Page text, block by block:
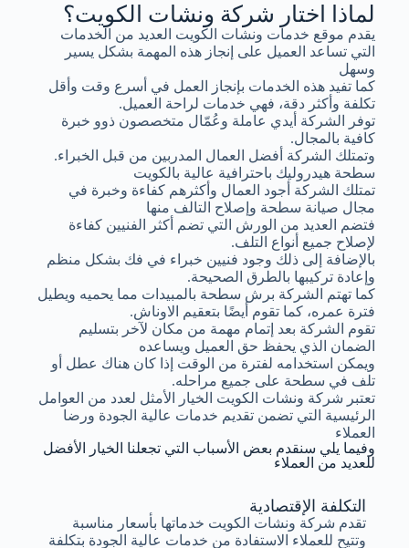
لماذا اختار شركة ونشات الكويت؟
يقدم موقع خدمات ونشات الكويت العديد من الخدمات
التي تساعد العميل على إنجاز هذه المهمة بشكل يسير
وسهل
كما تفيد هذه الخدمات بإنجاز العمل في أسرع وقت وأقل
تكلفة وأكثر دقة، فهي خدمات لراحة العميل.
توفر الشركة أيدي عاملة وعُمّال متخصصون ذوو خبرة
كافية بالمجال.
وتمتلك الشركة أفضل العمال المدربين من قبل الخبراء.
سطحة هيدروليك باحترافية عالية بالكويت
تمتلك الشركة أجود العمال وأكثرهم كفاءة وخبرة في
مجال صيانة سطحة وإصلاح التالف منها
فتضم العديد من الورش التي تضم أكثر الفنيين كفاءة
لإصلاح جميع أنواع التلف.
بالإضافة إلى ذلك وجود فنيين خبراء في فك بشكل منظم
وإعادة تركيبها بالطرق الصحيحة.
كما تهتم الشركة برش سطحة بالمبيدات مما يحميه ويطيل
فترة عمره، كما تقوم أيضًا بتعقيم الاوناش.
تقوم الشركة بعد إتمام مهمة من مكان لآخر بتسليم
الضمان الذي يحفظ حق العميل ويساعده
ويمكن استخدامه لفترة من الوقت إذا كان هناك عطل أو
تلف في سطحة على جميع مراحله.
تعتبر شركة ونشات الكويت الخيار الأمثل لعدد من العوامل
الرئيسية التي تضمن تقديم خدمات عالية الجودة ورضا
العملاء
وفيما يلي سنقدم بعض الأسباب التي تجعلنا الخيار الأفضل
للعديد من العملاء
التكلفة الإقتصادية
تقدم شركة ونشات الكويت خدماتها بأسعار مناسبة
وتتيح للعملاء الاستفادة من خدمات عالية الجودة بتكلفة